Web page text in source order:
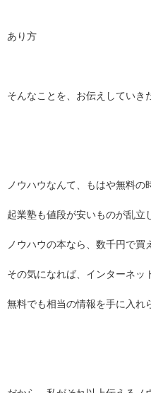
あり方
そんなことを、お伝えしていき
ノウハウなんて、もはや無料の
起業塾も値段が安いものが乱立
ノウハウの本なら、数千円で買
その気になれば、インターネッ
無料でも相当の情報を手に入れ